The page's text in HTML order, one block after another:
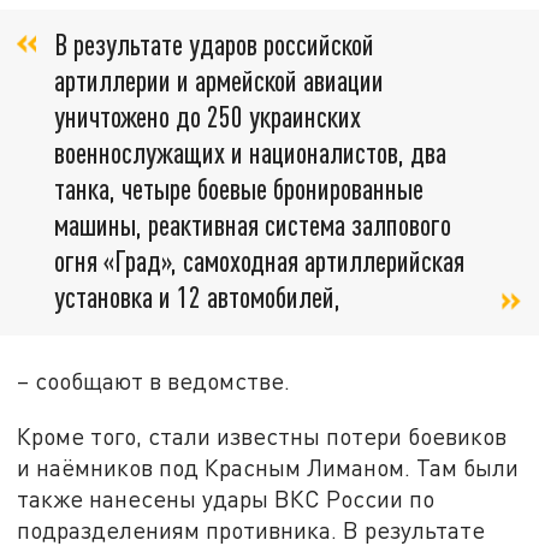
В результате ударов российской
артиллерии и армейской авиации
уничтожено до 250 украинских
военнослужащих и националистов, два
танка, четыре боевые бронированные
машины, реактивная система залпового
огня «Град», самоходная артиллерийская
установка и 12 автомобилей,
– сообщают в ведомстве.
Кроме того, стали известны потери боевиков
и наёмников под Красным Лиманом. Там были
также нанесены удары ВКС России по
подразделениям противника. В результате